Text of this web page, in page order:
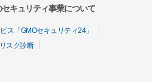
キュリティ事業について
ス「GMOセキュリティ24」
スク診断